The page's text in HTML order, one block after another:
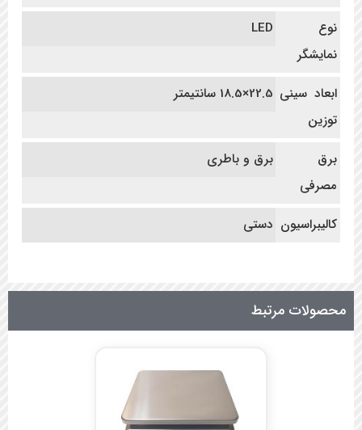
نوع
نمایشگر
LED
ابعاد سینی
توزین
22.5×18.5 سانتیمتر
برق
مصرفی
برق و باطری
کالیبراسیون دستی
محصولات مرتبط